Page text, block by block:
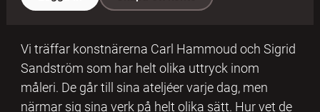
Vi träffar konstnärerna Carl Hammoud och Sigrid
Sandström som har helt olika uttryck inom
måleri. De går till sina ateljéer varje dag, men
närmar sig sina verk på helt olika sätt. Hur vet de